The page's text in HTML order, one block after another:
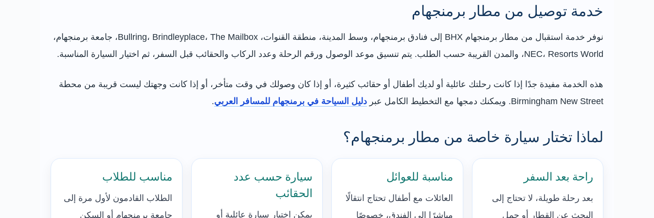
خدمة توصيل من مطار برمنجهام
نوفر خدمة استقبال من مطار برمنجهام BHX إلى فنادق برمنجهام، وسط المدينة، منطقة القنوات، Bullring، Brindleyplace، The Mailbox، جامعة برمنجهام،
NEC، Resorts World، والمدن القريبة حسب الطلب. يتم تنسيق موعد الوصول ورقم الرحلة وعدد الركاب والحقائب قبل السفر، ثم اختيار السيارة المناسبة.
هذه الخدمة مفيدة جدًا إذا كانت رحلتك عائلية أو لديك أطفال أو حقائب كثيرة، أو إذا كان وصولك في وقت متأخر، أو إذا كانت وجهتك ليست قريبة من محطة
Birmingham New Street. ويمكنك دمجها مع التخطيط الكامل عبر
دليل السياحة في برمنجهام للمسافر العربي.
لماذا تختار سيارة خاصة من مطار برمنجهام؟
راحة بعد السفر
بعد رحلة طويلة، لا تحتاج إلى
البحث عن القطار أو حمل
مناسبة للعوائل
العائلات مع أطفال تحتاج انتقالًا
مباشرًا إلى الفندق، خصوصًا
سيارة حسب عدد
الحقائب
يمكن اختيار سيارة عائلية أو
مناسب للطلاب
الطلاب القادمون لأول مرة إلى
جامعة برمنجهام أو السكن